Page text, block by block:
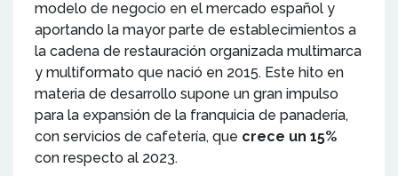
modelo de negocio en el mercado español y
aportando la mayor parte de establecimientos a
la cadena de restauración organizada multimarca
y multiformato que nació en 2015. Este hito en
materia de desarrollo supone un gran impulso
para la expansión de la franquicia de panadería,
con servicios de cafetería, que crece un 15%
con respecto al 2023.